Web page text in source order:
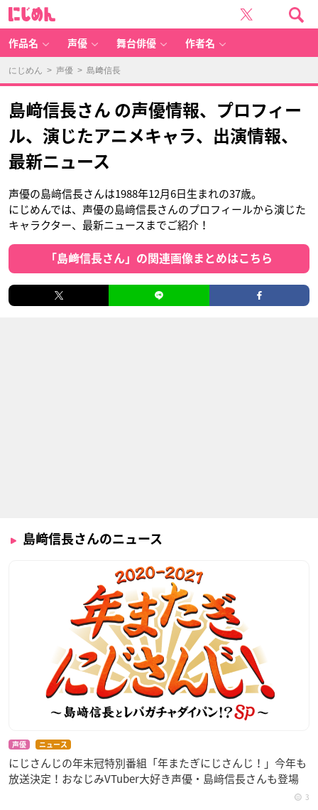
作品名 声優 舞台俳優 作者名
にじめん > 声優 > 島﨑信長
島﨑信長さん の声優情報、プロフィー
ル、演じたアニメキャラ、出演情報、
最新ニュース
声優の島﨑信長さんは1988年12月6日生まれの37歳。
にじめんでは、声優の島﨑信長さんのプロフィールから演じた
キャラクター、最新ニュースまでご紹介！
「島﨑信長さん」の関連画像まとめはこちら
島﨑信長さんのニュース
声優 ニュース
にじさんじの年末冠特別番組「年またぎにじさんじ！」今年も
放送決定！おなじみVTuber大好き声優・島﨑信長さんも登場
3